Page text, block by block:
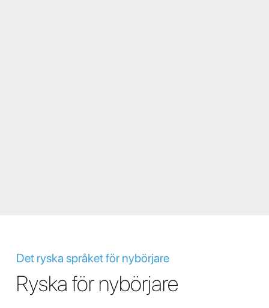
Det ryska språket för nybörjare
Ryska för nybörjare